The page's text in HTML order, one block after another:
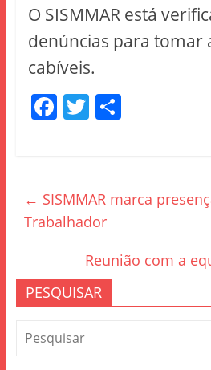
O SISMMAR está
denúncias para tomar
cabíveis.
F
b
o
k
T S
← SISMMAR marca
Trabalhador
Reunião com a
PESQUISAR